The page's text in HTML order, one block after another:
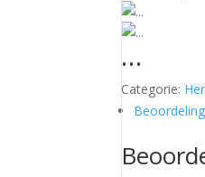
…
Categorie: